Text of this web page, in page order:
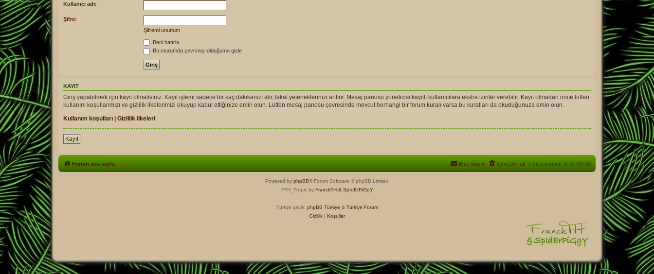
Kullanıcı adı:
Şifre:
Şifremi unuttum
Beni hatırla
Bu oturumda çevrimiçi olduğumu gizle
KAYIT
Giriş yapabilmek için kayıt olmalısınız. Kayıt işlemi sadece bir kaç dakikanızı alır, fakat yeteneklerinizi arttırır. Mesaj panosu yöneticisi kayıtlı kullanıcılara ekstra izinler verebilir. Kayıt olmadan önce lütfen
kullanım koşullarımızı ve gizlilik ilkelerimizi okuyup kabul ettiğinize emin olun. Lütfen mesaj panosu çevresinde mevcut herhangi bir forum kuralı varsa bu kuralları da okuduğunuza emin olun.
Kullanım koşulları
Gizlilik ilkeleri
Kayıt
Forum ana sayfa Tüm zamanlar UTC+03:00
Çerezleri sil
Bize ulaşın
Powered by phpBB® Forum Software © phpBB Limited
FTH_Tropic by FranckTH & SpIdErPiGgY
Türkçe çeviri: phpBB Türkiye & Türkiye Forum
Gizlilik | Koşullar